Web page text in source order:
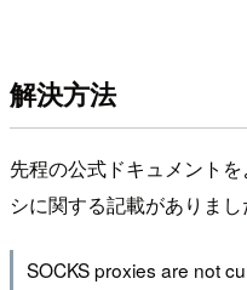
解決方法
先程の公式ドキュメント
シに関する記載がありまし
SOCKS proxies are not